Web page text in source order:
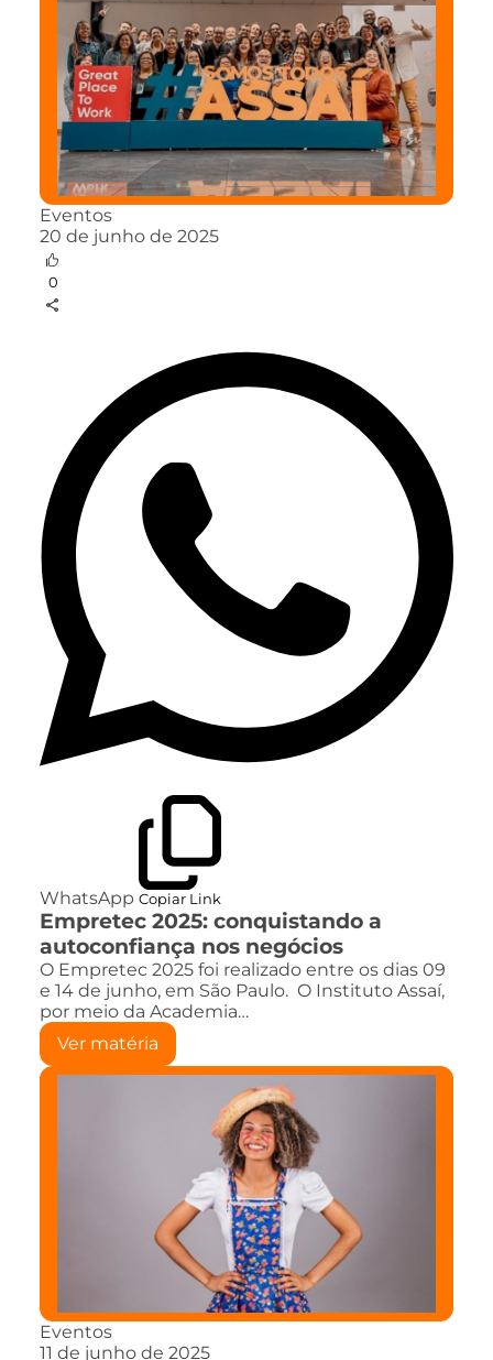
Eventos
20 de junho de 2025
0
WhatsApp Copiar Link
Empretec 2025: conquistando a
autoconfiança nos negócios
O Empretec 2025 foi realizado entre os dias 09
e 14 de junho, em São Paulo. O Instituto Assaí,
por meio da Academia…
Ver matéria
Eventos
11 de junho de 2025